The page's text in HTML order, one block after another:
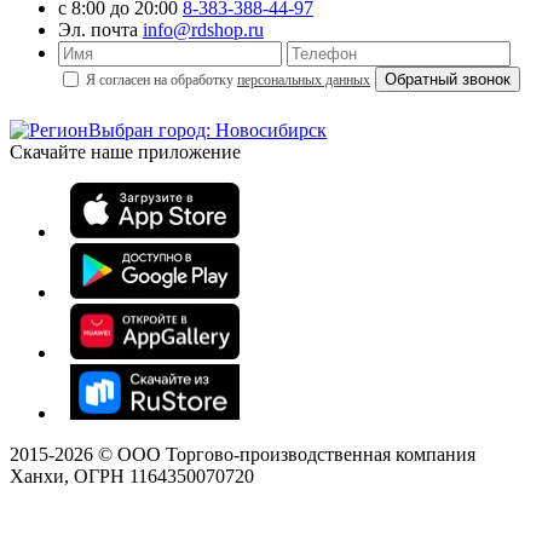
с 8:00 до 20:00 8-383-388-44-97
Эл. почта info@rdshop.ru
Я согласен на обработку персональных данных
Выбран город: Новосибирск
Скачайте наше приложение
2015-2026 © ООО Торгово-производственная компания
Ханхи, ОГРН 1164350070720